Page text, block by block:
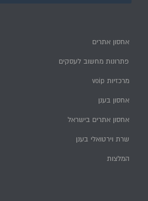
אחסון אתרים
פתרונות מחשוב לעסקים
מרכזיות voip
אחסון בענן
אחסון אתרים בישראל
שרת וירטואלי בענן
המלצות